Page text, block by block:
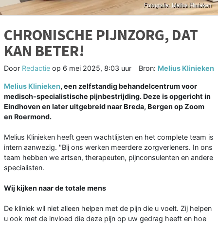
CHRONISCHE PIJNZORG, DAT
KAN BETER!
Door Redactie op 6 mei 2025, 8:03 uur Bron: Melius Klinieken
Melius Klinieken, een zelfstandig behandelcentrum voor
medisch-specialistische pijnbestrijding. Deze is opgericht in
Eindhoven en later uitgebreid naar Breda, Bergen op Zoom
en Roermond.
Melius Klinieken heeft geen wachtlijsten en het complete team is
intern aanwezig. "Bij ons werken meerdere zorgverleners. In ons
team hebben we artsen, therapeuten, pijnconsulenten en andere
specialisten.
Wij kijken naar de totale mens
De kliniek wil niet alleen helpen met de pijn die u voelt. Zij helpen
u ook met de invloed die deze pijn op uw gedrag heeft en hoe